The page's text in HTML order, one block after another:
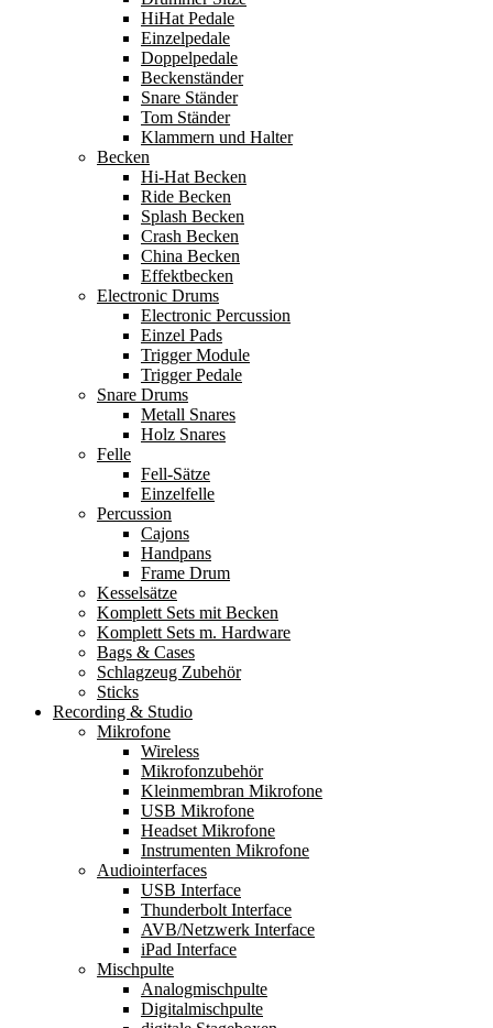
HiHat Pedale
Einzelpedale
Doppelpedale
Beckenständer
Snare Ständer
Tom Ständer
Klammern und Halter
Becken
Hi-Hat Becken
Ride Becken
Splash Becken
Crash Becken
China Becken
Effektbecken
Electronic Drums
Electronic Percussion
Einzel Pads
Trigger Module
Trigger Pedale
Snare Drums
Metall Snares
Holz Snares
Felle
Fell-Sätze
Einzelfelle
Percussion
Cajons
Handpans
Frame Drum
Kesselsätze
Komplett Sets mit Becken
Komplett Sets m. Hardware
Bags & Cases
Schlagzeug Zubehör
Sticks
Recording & Studio
Mikrofone
Wireless
Mikrofonzubehör
Kleinmembran Mikrofone
USB Mikrofone
Headset Mikrofone
Instrumenten Mikrofone
Audiointerfaces
USB Interface
Thunderbolt Interface
AVB/Netzwerk Interface
iPad Interface
Mischpulte
Analogmischpulte
Digitalmischpulte